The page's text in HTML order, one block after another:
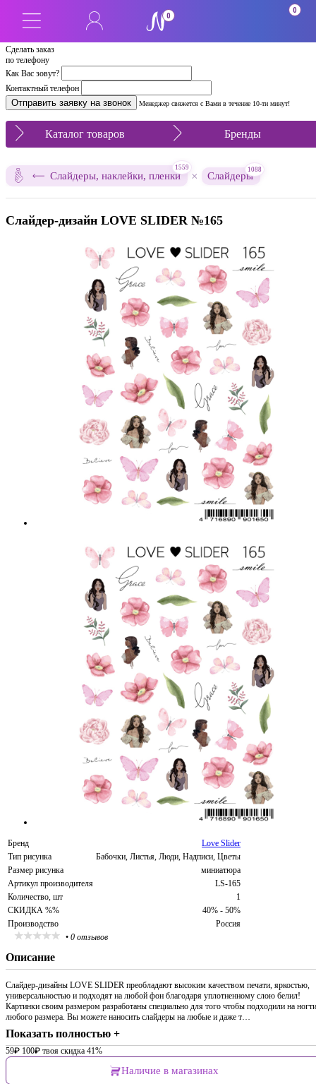
Сделать заказ
по телефону
Как Вас зовут?
Контактный телефон
Менеджер свяжется с Вами в течение 10-ти минут!
0
0
Каталог товаров Бренды
Слайдеры, наклейки, пленки
1559
× Слайдеры
1088
Слайдер-дизайн LOVE SLIDER №165
Бренд
Love Slider
Тип рисунка
Бабочки, Листья, Люди, Надписи, Цветы
Размер рисунка
миниатюра
Артикул производителя
LS-165
Количество, шт
1
СКИДКА %%
40% - 50%
Производство
Россия
• 0 отзывов
Описание
Слайдер-дизайны LOVE SLIDER преобладают высоким качеством печати, яркостью,
универсальностью и подходят на любой фон благодаря уплотненному слою белил!
Картинки своим размером разработаны специально для того чтобы подходили на ногти
любого размера. Вы можете наносить слайдеры на любые и даже т…
Показать полностью +
59₽ 100₽ твоя скидка 41%
Наличие в магазинах